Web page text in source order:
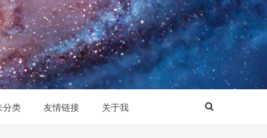
分类 友情链接 关于我